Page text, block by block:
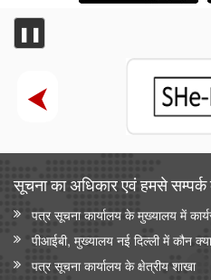
❚❚
सूचना का अधिकार एवं हमसे
पत्र सूचना कार्यालय के मुख्यालय में
पीआईबी, मुख्यालय नई दिल्ली में कौन
पत्र सूचना कार्यालय के क्षेत्रीय शाखा